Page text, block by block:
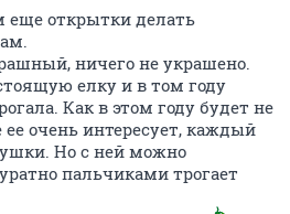
еще открытки делать
ничего не украшено.
елку и в том году
Как в этом году будет не
очень интересует, каждый
Но с ней можно
пальчиками трогает